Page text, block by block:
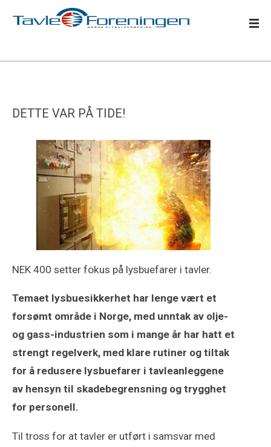
DETTE VAR PÅ TIDE!
NEK 400 setter fokus på lysbuefarer i tavler.
Temaet lysbuesikkerhet har lenge vært et
forsømt område i Norge, med unntak av olje-
og gass-industrien som i mange år har hatt et
strengt regelverk, med klare rutiner og tiltak
for å redusere lysbuefarer i tavleanleggene
av hensyn til skadebegrensning og trygghet
for personell.
Til tross for at tavler er utført i samsvar med